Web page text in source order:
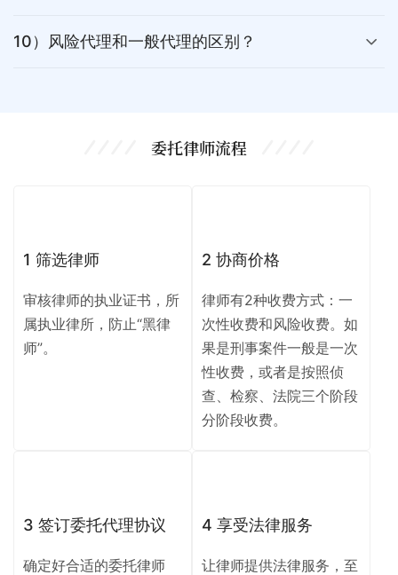
10）风险代理和一般代理的区别？
委托律师流程
1 筛选律师
审核律师的执业证书，所
属执业律所，防止“黑律
师”。
2 协商价格
律师有2种收费方式：一
次性收费和风险收费。如
果是刑事案件一般是一次
性收费，或者是按照侦
查、检察、法院三个阶段
分阶段收费。
3 签订委托代理协议
确定好合适的委托律师
4 享受法律服务
让律师提供法律服务，至